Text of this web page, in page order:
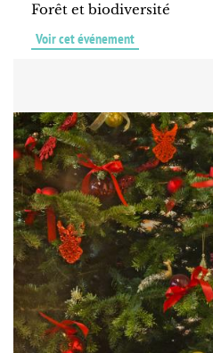
Forêt et biodiversité
Voir cet événement